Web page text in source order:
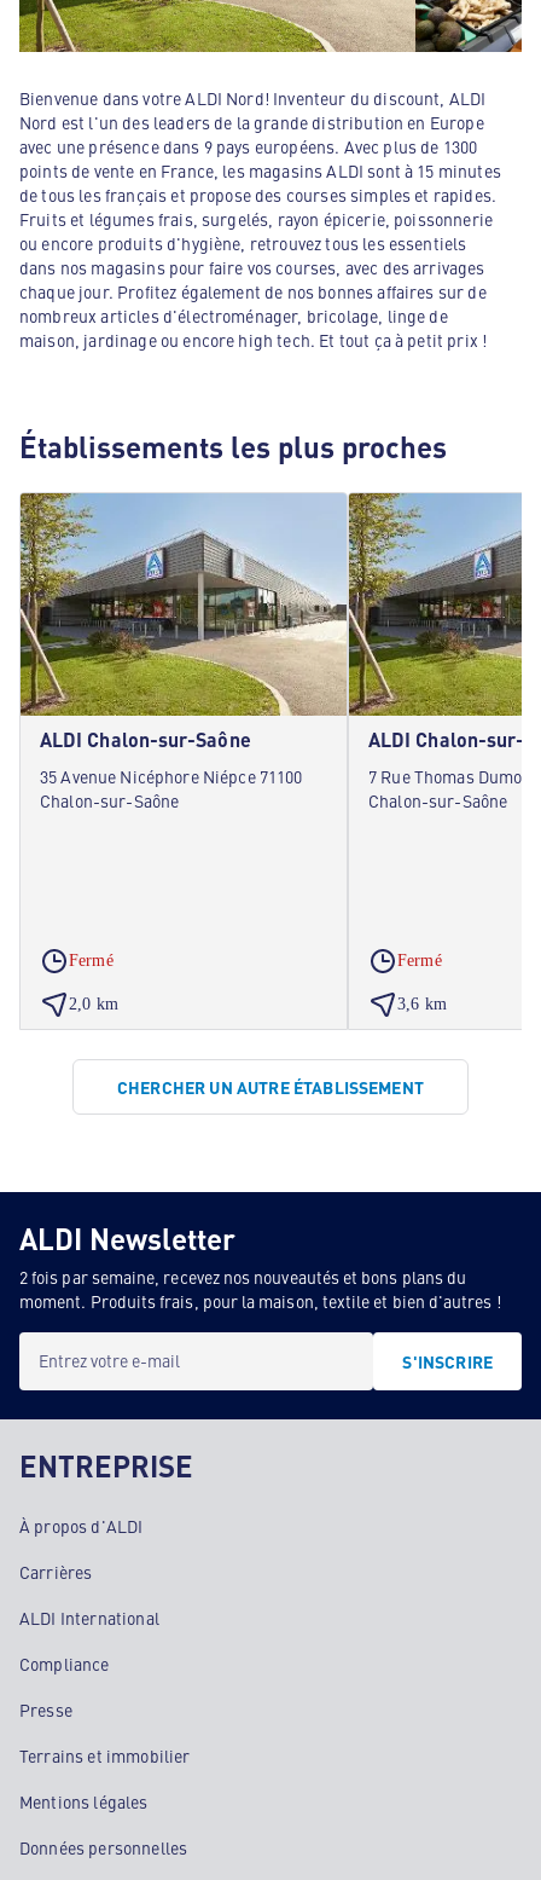
Bienvenue dans votre ALDI Nord! Inventeur du discount, ALDI
Nord est l'un des leaders de la grande distribution en Europe
avec une présence dans 9 pays européens. Avec plus de 1300
points de vente en France, les magasins ALDI sont à 15 minutes
de tous les français et propose des courses simples et rapides.
Fruits et légumes frais, surgelés, rayon épicerie, poissonnerie
ou encore produits d'hygiène, retrouvez tous les essentiels
dans nos magasins pour faire vos courses, avec des arrivages
chaque jour. Profitez également de nos bonnes affaires sur de
nombreux articles d'électroménager, bricolage, linge de
maison, jardinage ou encore high tech. Et tout ça à petit prix !
Établissements les plus proches
ALDI Chalon-sur-Saône
35 Avenue Nicéphore Niépce 71100
Chalon-sur-Saône
Fermé
2,0 km
ALDI Chalon-sur-
7 Rue Thomas
Chalon-sur-Saône
Fermé
3,6 km
CHERCHER UN AUTRE ÉTABLISSEMENT
ALDI Newsletter
2 fois par semaine, recevez nos nouveautés et bons plans du
moment. Produits frais, pour la maison, textile et bien d'autres !
Entrez votre e-mail S'INSCRIRE
ENTREPRISE
À propos d'ALDI
Carrières
ALDI International
Compliance
Presse
Terrains et immobilier
Mentions légales
Données personnelles